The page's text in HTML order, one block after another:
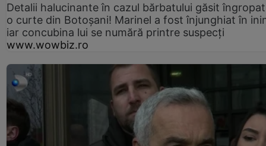
Detalii halucinante în cazul bărbatului găsit
o curte din Botoșani! Marinel a fost înjunghiat în
iar concubina lui se numără printre suspecți
www.wowbiz.ro